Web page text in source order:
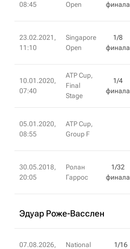
08:45
Open
финала
23.02.2021,
11:10
Singapore
Open
1/8
финала
10.01.2020,
07:40
ATP Cup,
Final
Stage
1/4
финала
05.01.2020,
08:55
ATP Cup,
Group F
30.05.2018,
20:05
Ролан
Гаррос
1/32
финала
Эдуар Роже-Васслен
07.08.2026,
National
1/16